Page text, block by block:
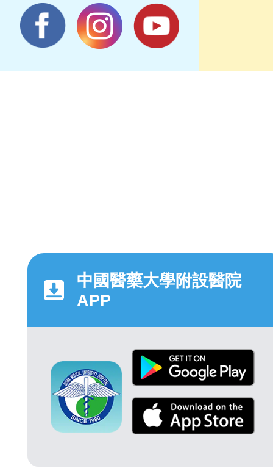
中國醫藥大學附設醫院
APP